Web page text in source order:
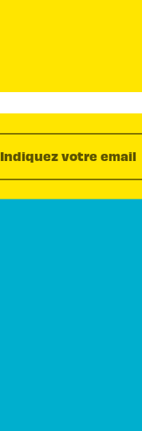
Indiquez votre email